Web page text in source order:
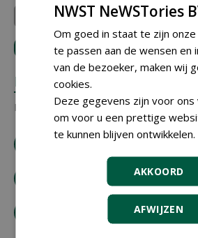
Compas Agro
LOGIN met je e-mailadres om
REACTIES
Er zijn nog geen reacties.
download artikel
bestel tijdschrift
NWST NeWSTories
Om goed in staat te zijn
te passen aan de wensen en
van de bezoeker, maken wij
cookies.
Deze gegevens zijn voor ons
om voor u een prettige
te kunnen blijven ontwikkelen.
AKKOORD
AFWIJZEN